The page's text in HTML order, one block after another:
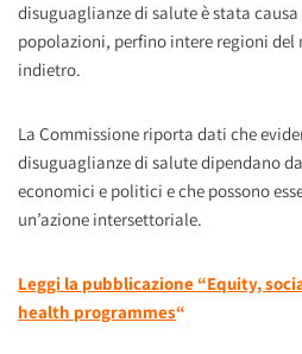
disuguaglianze di salute è stata
popolazioni, perfino intere regioni del
indietro.
La Commissione riporta dati che
disuguaglianze di salute dipendano
economici e politici e che possono
un’azione intersettoriale.
Leggi la pubblicazione “Equity,
health programmes“